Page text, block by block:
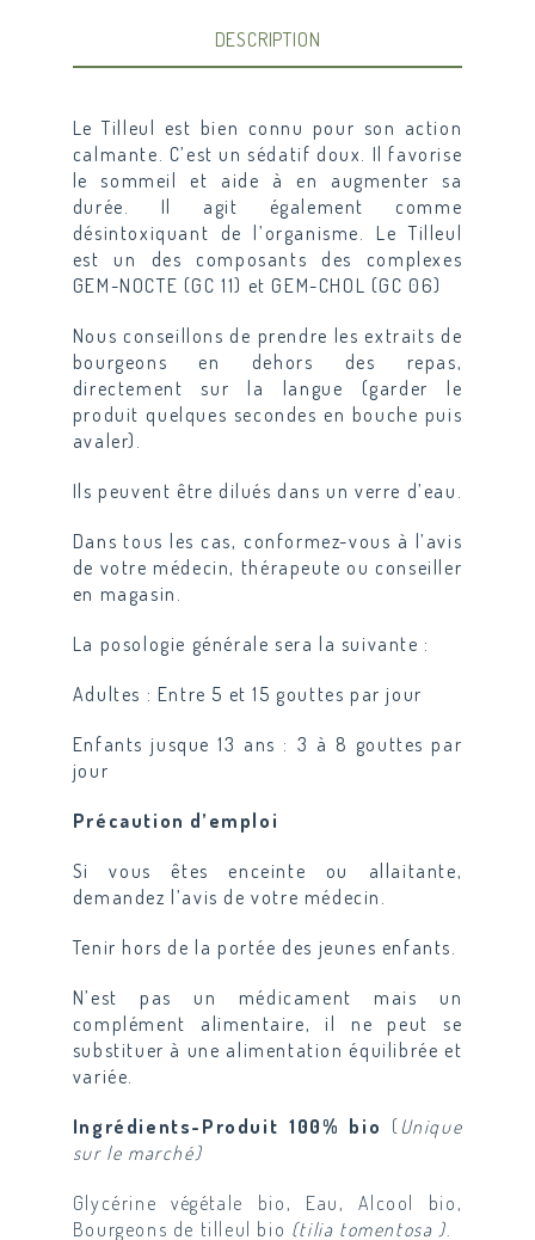
DESCRIPTION
Le Tilleul est bien connu pour son action
calmante. C’est un sédatif doux. Il favorise
le sommeil et aide à en augmenter sa
durée. Il agit également comme
désintoxiquant de l’organisme. Le Tilleul
est un des composants des complexes
GEM-NOCTE (GC 11) et GEM-CHOL (GC 06)
Nous conseillons de prendre les extraits de
bourgeons en dehors des repas,
directement sur la langue (garder le
produit quelques secondes en bouche puis
avaler).
Ils peuvent être dilués dans un verre d’eau.
Dans tous les cas, conformez-vous à l’avis
de votre médecin, thérapeute ou conseiller
en magasin.
La posologie générale sera la suivante :
Adultes : Entre 5 et 15 gouttes par jour
Enfants jusque 13 ans : 3 à 8 gouttes par
jour
Précaution d’emploi
Si vous êtes enceinte ou allaitante,
demandez l’avis de votre médecin.
Tenir hors de la portée des jeunes enfants.
N’est pas un médicament mais un
complément alimentaire, il ne peut se
substituer à une alimentation équilibrée et
variée.
Ingrédients-Produit 100% bio ( Unique
sur le marché)
Glycérine végétale bio, Eau, Alcool bio,
Bourgeons de tilleul bio (tilia tomentosa ).